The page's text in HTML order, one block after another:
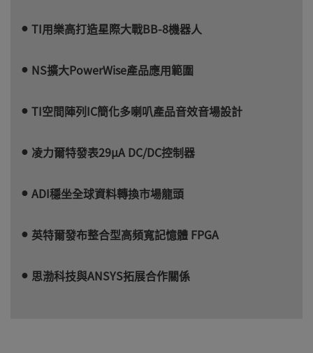
TI用樂高打造星際大戰BB-8機器人
NS擴大PowerWise產品應用範圍
TI空間陣列IC簡化多喇叭產品音效音場設計
凌力爾特發表29µA DC/DC控制器
ADI穩坐全球資料轉換市場龍頭
英特爾發布整合型高頻寬記憶體 FPGA
思渤科技與ANSYS拓展合作關係